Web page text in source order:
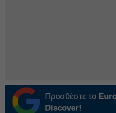
Προσθέστε το
Discover!